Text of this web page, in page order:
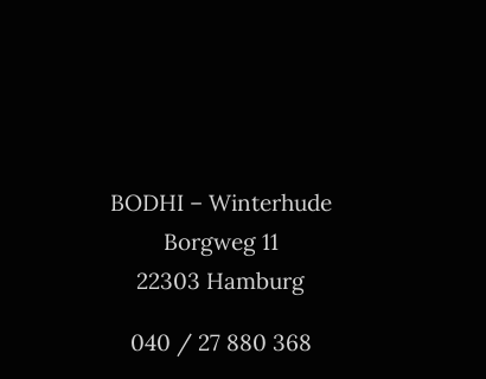
BODHI – Winterhude
Borgweg 11
22303 Hamburg
040 / 27 880 368